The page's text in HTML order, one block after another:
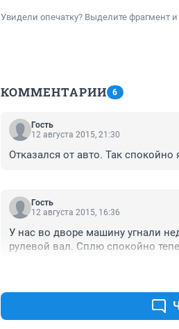
Увидели опечатку? Выделите фрагмент
КОММЕНТАРИИ 6
Гость
12 августа 2015, 21:30
Отказался от авто. Так спокойно
Гость
12 августа 2015, 16:36
У нас во дворе машину угнали
рулевой вал. Сплю спокойно